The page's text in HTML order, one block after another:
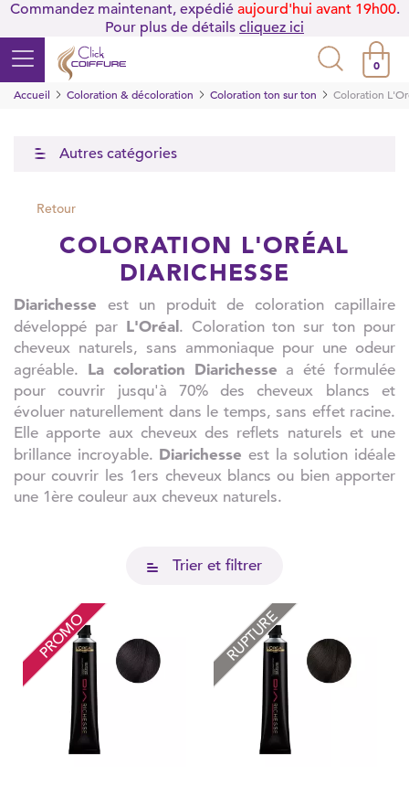
Commandez maintenant, expédié aujourd'hui avant 19h00.
Pour plus de détails cliquez ici
0
Accueil
Coloration & décoloration Coloration ton sur ton Coloration
Autres catégories
Retour
COLORATION L'ORÉAL
DIARICHESSE
Diarichesse est un produit de coloration capillaire
développé par L'Oréal. Coloration ton sur ton pour
cheveux naturels, sans ammoniaque pour une odeur
agréable. La coloration Diarichesse a été formulée
pour couvrir jusqu'à 70% des cheveux blancs et
évoluer naturellement dans le temps, sans effet racine.
Elle apporte aux cheveux des reflets naturels et une
brillance incroyable. Diarichesse est la solution idéale
pour couvrir les 1ers cheveux blancs ou bien apporter
une 1ère couleur aux cheveux naturels.
Trier et filtrer
PROMO RUPTURE